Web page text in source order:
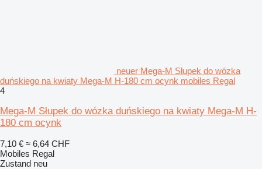
neuer Mega-M Słupek do wózka
duńskiego na kwiaty Mega-M H-180 cm ocynk mobiles Regal
4
Mega-M Słupek do wózka duńskiego na kwiaty Mega-M H-
180 cm ocynk
7,10 € ≈ 6,64 CHF
Mobiles Regal
Zustand neu